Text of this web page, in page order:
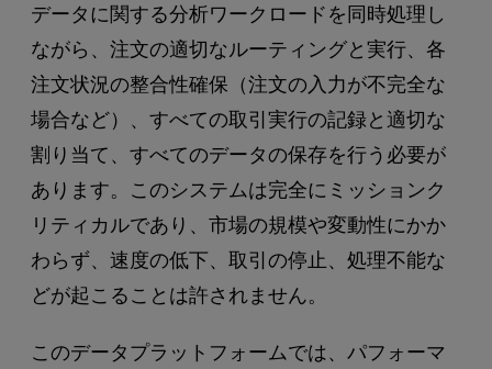
データに関する分析ワークロードを同時処理し
ながら、注文の適切なルーティングと実行、各
注文状況の整合性確保（注文の入力が不完全な
場合など）、すべての取引実行の記録と適切な
割り当て、すべてのデータの保存を行う必要が
あります。このシステムは完全にミッションク
リティカルであり、市場の規模や変動性にかか
わらず、速度の低下、取引の停止、処理不能な
どが起こることは許されません。
このデータプラットフォームでは、パフォーマ